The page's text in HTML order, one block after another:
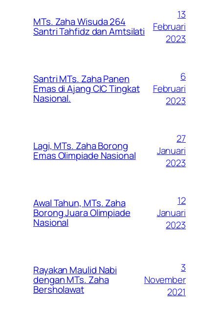
MTs. Zaha Wisuda 264
Santri Tahfidz dan Amtsilati
13
Februari
2023
Santri MTs. Zaha Panen
Emas di Ajang CIC Tingkat
Nasional.
6
Februari
2023
Lagi, MTs. Zaha Borong
Emas Olimpiade Nasional
27
Januari
2023
Awal Tahun, MTs. Zaha
Borong Juara Olimpiade
Nasional
12
Januari
2023
Rayakan Maulid Nabi
dengan MTs. Zaha
Bersholawat
3
November
2021